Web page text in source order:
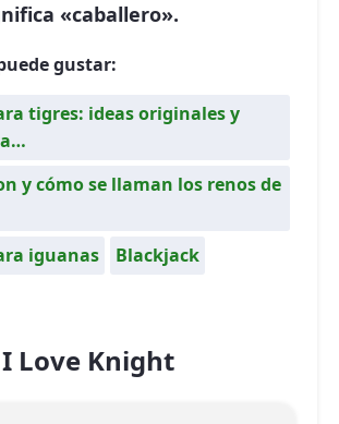
«caballero».
gustar:
tigres: ideas originales y
y cómo se llaman los renos de
iguanas
Blackjack
Love Knight